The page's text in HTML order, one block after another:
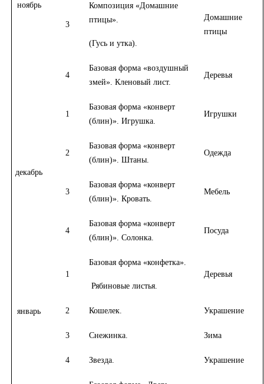
ноябрь
3
Композиция «Домашние
птицы».
(Гусь и утка).
Домашние
птицы
4
Базовая форма «воздушный
змей». Кленовый лист.
Деревья
декабрь
1
Базовая форма «конверт
(блин)». Игрушка.
Игрушки
2
Базовая форма «конверт
(блин)». Штаны.
Одежда
3
Базовая форма «конверт
(блин)». Кровать.
Мебель
4
Базовая форма «конверт
(блин)». Солонка.
Посуда
январь
1
Базовая форма «конфетка».
Рябиновые листья.
Деревья
2 Кошелек. Украшение
3 Снежинка. Зима
4 Звезда. Украшение